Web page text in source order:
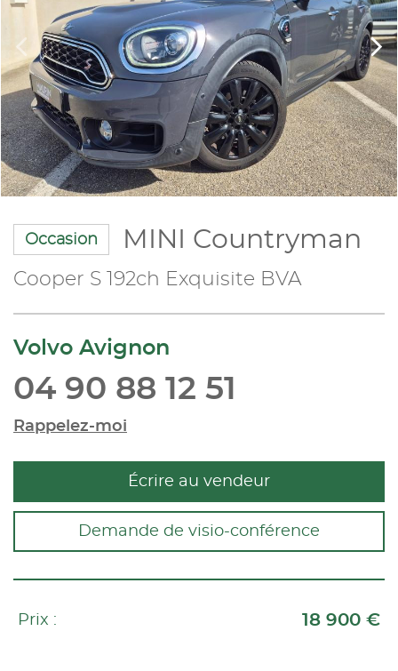
Occasion MINI Countryman
Cooper S 192ch Exquisite BVA
Volvo Avignon
04 90 88 12 51
Rappelez-moi
Écrire au vendeur
Demande de visio-conférence
Prix : 18 900 €